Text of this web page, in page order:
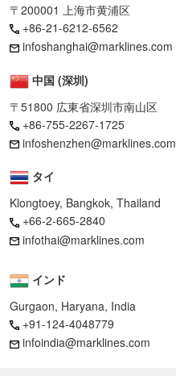
〒200001 上海市黄浦区
+86-21-6212-6562
infoshanghai@marklines.com
中国 (深圳)
〒51800 広東省深圳市南山区
+86-755-2267-1725
infoshenzhen@marklines.com
タイ
Klongtoey, Bangkok, Thailand
+66-2-665-2840
infothai@marklines.com
インド
Gurgaon, Haryana, India
+91-124-4048779
infoindia@marklines.com